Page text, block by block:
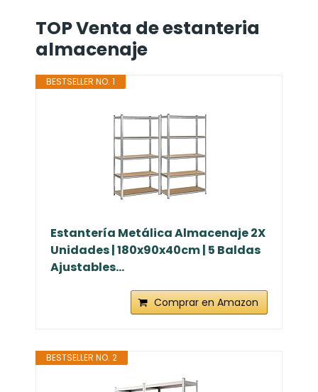
TOP Venta de estanteria
almacenaje
BESTSELLER NO. 1
Estantería Metálica Almacenaje 2X
Unidades | 180x90x40cm | 5 Baldas
Ajustables...
Comprar en Amazon
BESTSELLER NO. 2